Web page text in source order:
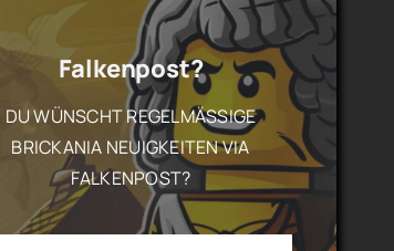
Falkenpost?
DU WÜNSCHT REGELMÄSSIGE B
RICKANIA NEUIGKEITEN VIA F
ALKENPOST?